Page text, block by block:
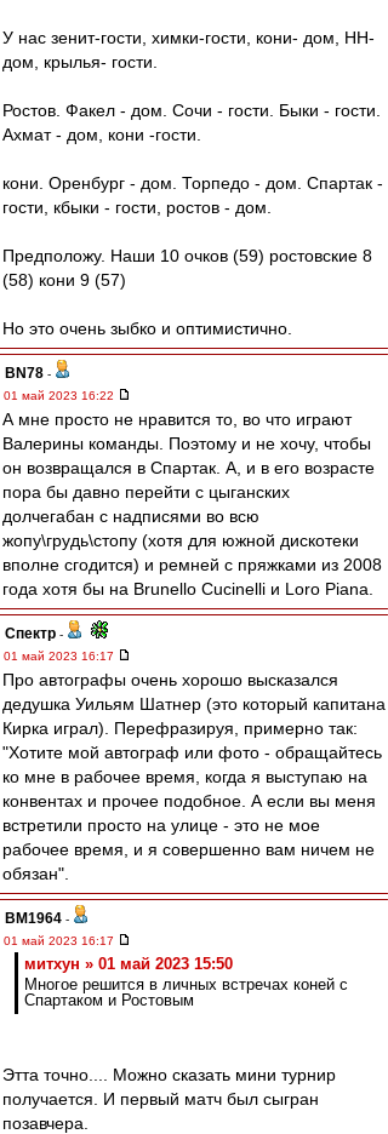
У нас зенит-гости, химки-гости, кони- дом, НН-
дом, крылья- гости.
Ростов. Факел - дом. Сочи - гости. Быки - гости.
Ахмат - дом, кони -гости.
кони. Оренбург - дом. Торпедо - дом. Спартак -
гости, кбыки - гости, ростов - дом.
Предположу. Наши 10 очков (59) ростовские 8
(58) кони 9 (57)
Но это очень зыбко и оптимистично.
BN78 -
01 май 2023 16:22
А мне просто не нравится то, во что играют
Валерины команды. Поэтому и не хочу, чтобы
он возвращался в Спартак. А, и в его возрасте
пора бы давно перейти с цыганских
долчегабан с надписями во всю
жопу\грудь\стопу (хотя для южной дискотеки
вполне сгодится) и ремней с пряжками из 2008
года хотя бы на Brunello Cucinelli и Loro Piana.
Спектр -
01 май 2023 16:17
Про автографы очень хорошо высказался
дедушка Уильям Шатнер (это который капитана
Кирка играл). Перефразируя, примерно так:
"Хотите мой автограф или фото - обращайтесь
ко мне в рабочее время, когда я выступаю на
конвентах и прочее подобное. А если вы меня
встретили просто на улице - это не мое
рабочее время, и я совершенно вам ничем не
обязан".
BM1964 -
01 май 2023 16:17
митхун » 01 май 2023 15:50
Многое решится в личных встречах коней с
Спартаком и Ростовым
Этта точно.... Можно сказать мини турнир
получается. И первый матч был сыгран
позавчера.